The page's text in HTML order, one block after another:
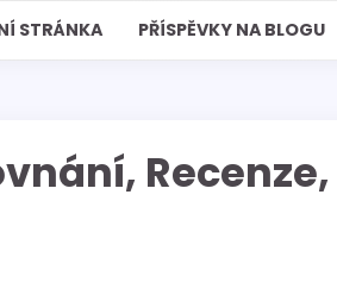
STRÁNKA PŘÍSPĚVKY NA BLOGU
Recenze,